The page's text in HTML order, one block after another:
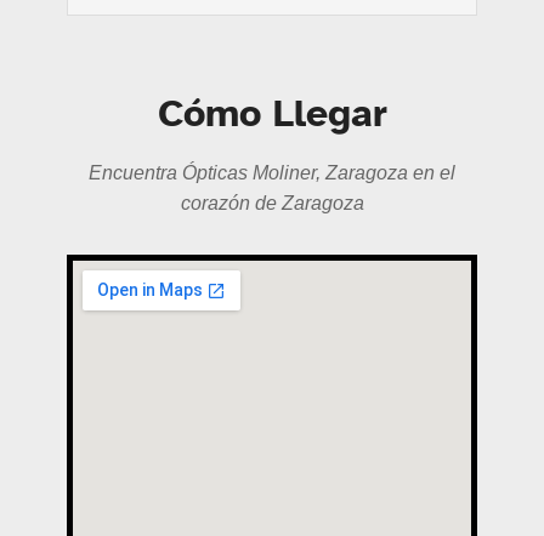
Cómo Llegar
Encuentra Ópticas Moliner, Zaragoza en el
corazón de Zaragoza